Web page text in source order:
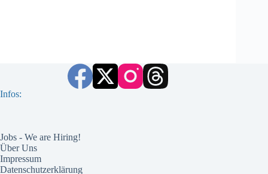
Infos:
Jobs - We are Hiring!
Über Uns
Impressum
Datenschutzerklärung